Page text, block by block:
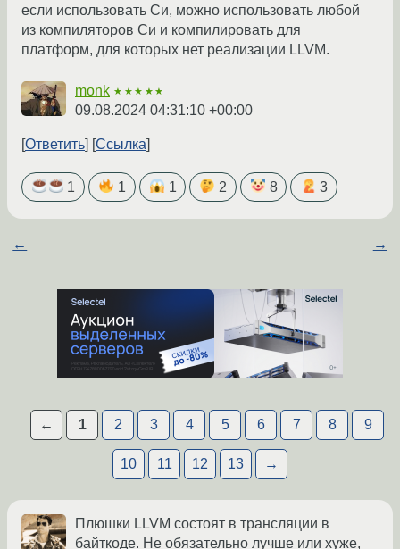
если использовать Си, можно использовать любой
из компиляторов Си и компилировать для
платформ, для которых нет реализации LLVM.
monk ★★★★★
09.08.2024 04:31:10 +00:00
Ответить Ссылка
1 1 1 2 8 3
← →
← 1 2 3 4 5 6 7 8 9
10 11 12 13 →
Плюшки LLVM состоят в трансляции в
байткоде. Не обязательно лучше или хуже,